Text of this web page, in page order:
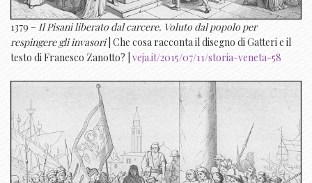
1379 –Il Pisani liberato dal carcere. Voluto dal popolo per
respingere gli invasori| Che cosa racconta il disegno di Gatteri e il
testo di Franesco Zanotto? | veja.it/2015/07/11/storia-veneta-58